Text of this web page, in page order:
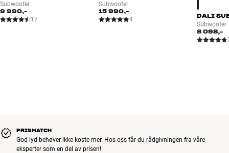
Subwoofer
9 990,-
17
Subwoofer
15 990,-
4 DALI
Subwoofer
8 098,-
PRISMATCH
God lyd behøver ikke koste mer. Hos oss får du rådgivningen fra våre
eksperter som en del av prisen!